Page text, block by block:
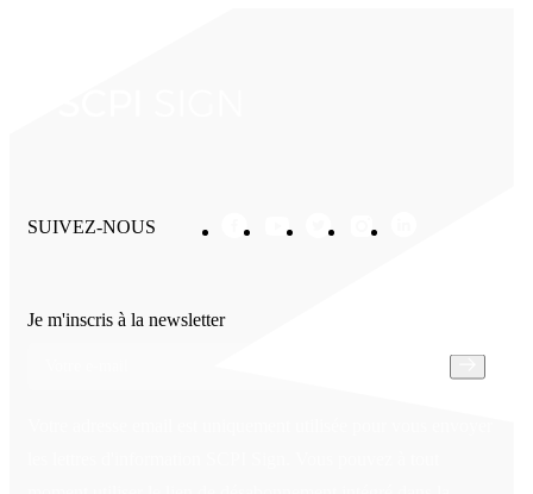
SUIVEZ-NOUS
Je m'inscris à la newsletter